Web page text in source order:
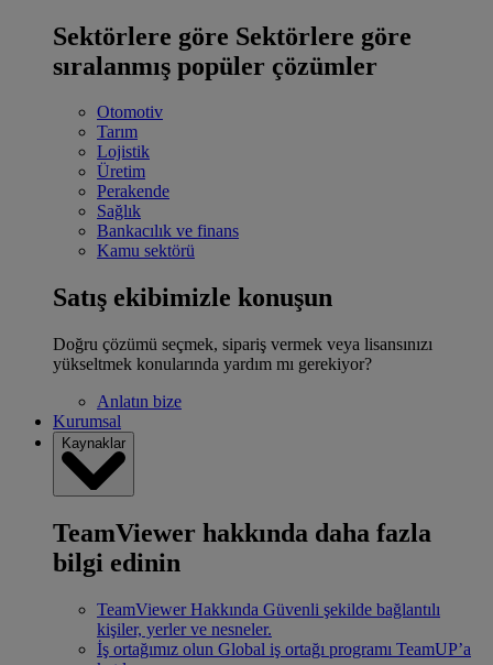
Sektörlere göre Sektörlere göre
sıralanmış popüler çözümler
Otomotiv
Tarım
Lojistik
Üretim
Perakende
Sağlık
Bankacılık ve finans
Kamu sektörü
Satış ekibimizle konuşun
Doğru çözümü seçmek, sipariş vermek veya lisansınızı
yükseltmek konularında yardım mı gerekiyor?
Anlatın bize
Kurumsal
Kaynaklar
TeamViewer hakkında daha fazla
bilgi edinin
TeamViewer Hakkında Güvenli şekilde bağlantılı
kişiler, yerler ve nesneler.
İş ortağımız olun Global iş ortağı programı TeamUP’a